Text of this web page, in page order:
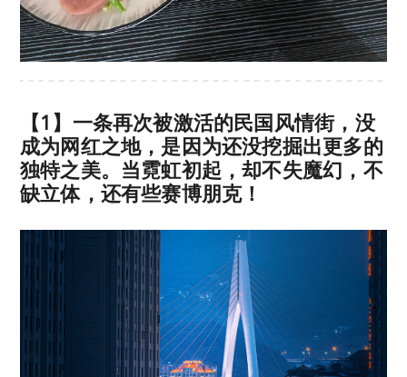
【1】一条再次被激活的民国风情街，没
成为网红之地，是因为还没挖掘出更多的
独特之美。当霓虹初起，却不失魔幻，不
缺立体，还有些赛博朋克！